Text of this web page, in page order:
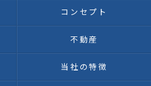
コンセプト
不動産
当社の特徴